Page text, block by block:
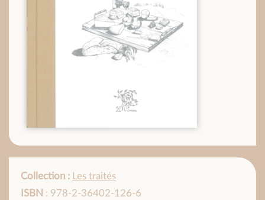
Collection : Les traités
ISBN : 978-2-36402-126-6